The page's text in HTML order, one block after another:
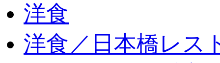
洋食
洋食／日本橋レス